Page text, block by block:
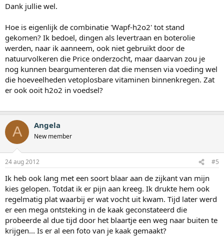
Dank jullie wel.
Hoe is eigenlijk de combinatie 'Wapf-h2o2' tot stand
gekomen? Ik bedoel, dingen als levertraan en boterolie
werden, naar ik aanneem, ook niet gebruikt door de
natuurvolkeren die Price onderzocht, maar daarvan zou je
nog kunnen beargumenteren dat die mensen via voeding wel
die hoeveelheden vetoplosbare vitaminen binnenkregen. Zat
er ook ooit h2o2 in voedsel?
A Angela
New member
24 aug 2012 #5
Ik heb ook lang met een soort blaar aan de zijkant van mijn
kies gelopen. Totdat ik er pijn aan kreeg. Ik drukte hem ook
regelmatig plat waarbij er wat vocht uit kwam. Tijd later werd
er een mega ontsteking in de kaak geconstateerd die
probeerde al due tijd door het blaartje een weg naar buiten te
krijgen... Is er al een foto van je kaak gemaakt?